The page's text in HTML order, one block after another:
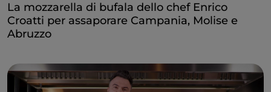
La mozzarella di bufala dello chef Enrico
Croatti per assaporare Campania, Molise e
Abruzzo